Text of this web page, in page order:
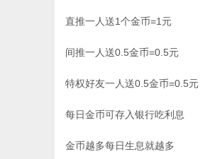
直推一人送1个金币=1元
间推一人送0.5金币=0.5元
特权好友一人送0.5金币=0.5元
每日金币可存入银行吃利息
金币越多每日生息就越多